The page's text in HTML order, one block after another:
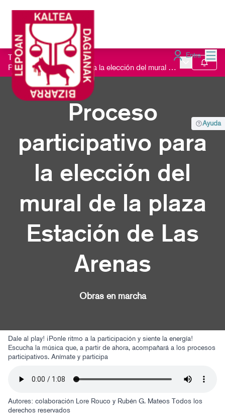
Entra
Todos los procesos
Proceso participativo para la elección del mural de la plaza Estación de Las Arenas
Menú Seguir
Ayuda
Proceso
participativo para
la elección del
mural de la plaza
Estación de Las
Arenas
Obras en marcha
Dale al play! ¡Ponle ritmo a la participación y siente la energía!
Escucha la música que, a partir de ahora, acompañará a los procesos
participativos. Anímate y participa
Autores: colaboración Lore Rouco y Rubén G. Mateos Todos los
derechos reservados